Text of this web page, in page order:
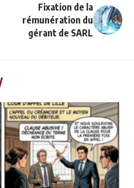
Fixation de la
rémunération du
gérant de SARL